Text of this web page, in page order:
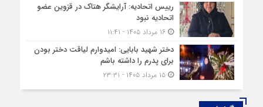
رییس اتحادیه: آرایشگر هتاک در قزوین عضو
اتحادیه نبود
۱۶ مرداد ۱۴۰۵ - ۱۱:۴۱
دختر شهید بابایی: امیدوارم لیاقت دختر بودن
برای پدرم را داشته باشم
۱۵ مرداد ۱۴۰۵ - ۲۳:۳۱